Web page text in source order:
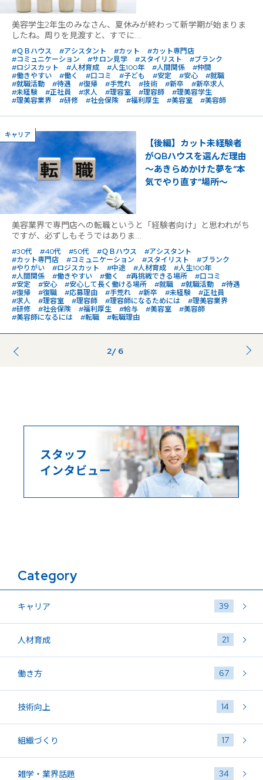
美容学生2年生のみなさん、夏休みが終わって新学期が始まりま
したね。周りを見渡すと、すでに...
#ＱＢハウス #アシスタント #カット
#カット専門店
#コミュニケーション
#サロン見学 #スタイリスト
#ブランク
#ロジスカット
#人材育成 #人生100年 #人間関係
#仲間
#働きやすい
#働く #口コミ #子ども #安定 #安心
#就職
#就職活動
#待遇 #復帰 #手荒れ #技術 #新卒
#新卒求人
#未経験
#正社員 #求人 #理容室 #理容師
#理美容学生
#理美容業界
#研修 #社会保険 #福利厚生 #美容室 #美容師
キャリア
【後編】カット未経験者
がQBハウスを選んだ理由
〜あきらめかけた夢を“本
気でやり直す”場所〜
美容業界で専門店への転職というと「経験者向け」と思われがち
ですが、必ずしもそうではありま...
#30代 #40代 #50代 #ＱＢハウス
#アシスタント
#カット専門店
#コミュニケーション #スタイリスト
#ブランク
#やりがい
#ロジスカット #中途 #人材育成
#人生100年
#人間関係
#働きやすい #働く #再挑戦できる場所
#口コミ
#安定
#安心 #安心して長く働ける場所 #就職 #就職活動
#待遇
#復帰
#復職 #応募理由 #手荒れ #新卒 #未経験
#正社員
#求人
#理容室 #理容師 #理容師になるためには
#理美容業界
#研修
#社会保険 #福利厚生 #給与 #美容室
#美容師
#美容師になるには
#転職 #転職理由
前のページ
2/ 6
Category
キャリア 39
人材育成 21
働き方 67
技術向上 14
組織づくり 17
雑学・業界話題 34